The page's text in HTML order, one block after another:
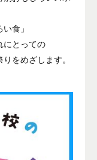
食」
にとっての
をめざします。